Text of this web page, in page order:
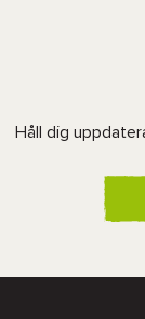
Håll dig